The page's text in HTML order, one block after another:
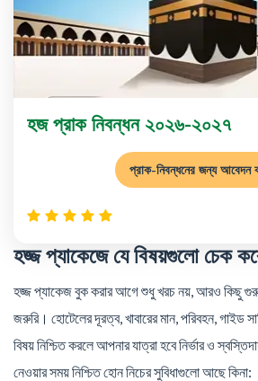
হজ প্রাক নিবন্ধন ২০২৬-২০২৭
প্রাক-নিবন্ধনের জন্য আবেদন
হজ্জ প্যাকেজে যে বিষয়গুলো চেক
হজ্জ প্যাকেজ বুক করার আগে শুধু খরচ নয়, আরও কিছু
জরুরি। হোটেলের দূরত্ব, খাবারের মান, পরিবহন, গাইড
বিষয় নিশ্চিত করলে আপনার যাত্রা হবে নির্ভার ও
নেওয়ার সময় নিশ্চিত হোন নিচের সুবিধাগুলো আছে কিনা: